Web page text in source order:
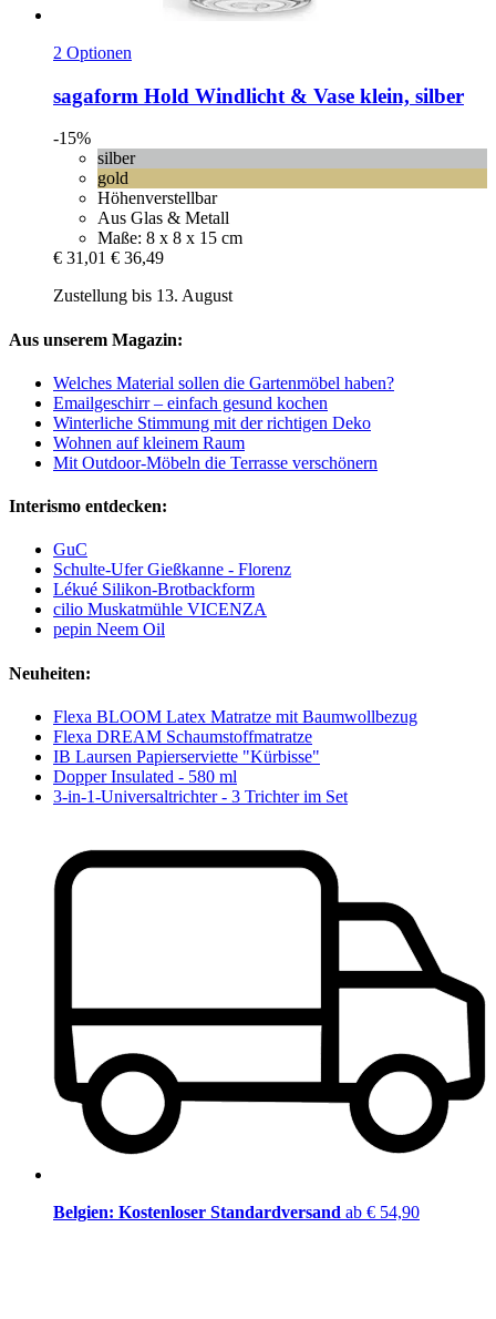
2 Optionen
sagaform Hold Windlicht & Vase klein, silber
-15%
silber
gold
Höhenverstellbar
Aus Glas & Metall
Maße: 8 x 8 x 15 cm
€ 31,01 € 36,49
Zustellung bis 13. August
Aus unserem Magazin:
Welches Material sollen die Gartenmöbel haben?
Emailgeschirr – einfach gesund kochen
Winterliche Stimmung mit der richtigen Deko
Wohnen auf kleinem Raum
Mit Outdoor-Möbeln die Terrasse verschönern
Interismo entdecken:
GuC
Schulte-Ufer Gießkanne - Florenz
Lékué Silikon-Brotbackform
cilio Muskatmühle VICENZA
pepin Neem Oil
Neuheiten:
Flexa BLOOM Latex Matratze mit Baumwollbezug
Flexa DREAM Schaumstoffmatratze
IB Laursen Papierserviette "Kürbisse"
Dopper Insulated - 580 ml
3-in-1-Universaltrichter - 3 Trichter im Set
Belgien: Kostenloser Standardversand ab € 54,90